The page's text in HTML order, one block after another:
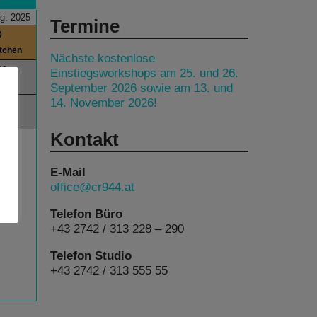
2025 Termine
Nächste kostenlose
Einstiegsworkshops am 25. und 26.
September 2026 sowie am 13. und
14. November 2026!
Kontakt
E-Mail
office@cr944.at
Telefon Büro
+43 2742 / 313 228 – 290
Telefon Studio
+43 2742 / 313 555 55